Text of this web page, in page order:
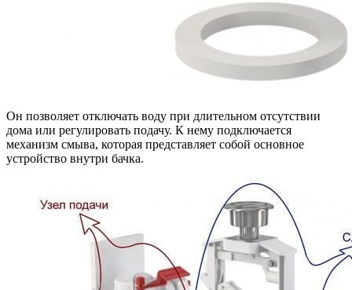
Он позволяет отключать воду при длительном отсутствии
дома или регулировать подачу. К нему подключается
механизм смыва, которая представляет собой основное
устройство внутри бачка.